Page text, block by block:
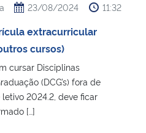
e Comunicações
23/08/2024 11:32
extracurricular
cursos)
cursar Disciplinas
(DCG’s) fora de
2024.2, deve ficar
[…]